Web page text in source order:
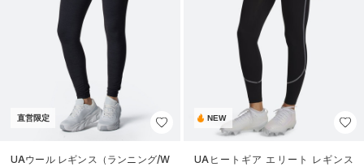
直営限定
UAウール レギンス（ランニング/W
NEW
UAヒートギア エリート レギンス